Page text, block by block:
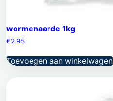
wormenaarde 1kg
€2.95
Toevoegen aan winkelwagen